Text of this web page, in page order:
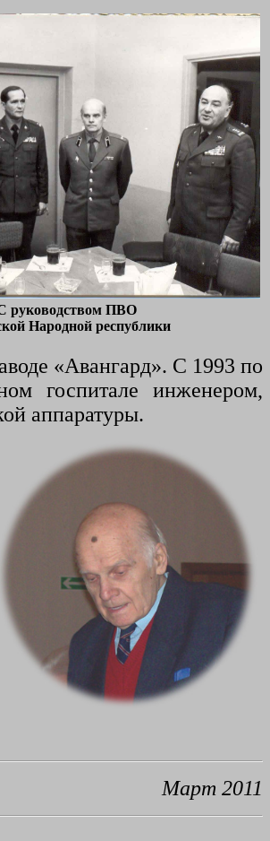
руководством ПВО
Народной республики
«Авангард». С 1993 по
госпитале инженером,
аппаратуры.
Март 2011